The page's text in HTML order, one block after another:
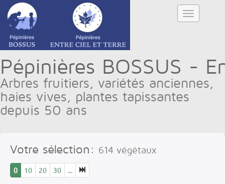
Pépinières BOSSUS -
Arbres fruitiers, variétés anciennes,
haies vives, plantes tapissantes
depuis 50 ans
Votre sélection: 614 végétaux
0 10 20 30